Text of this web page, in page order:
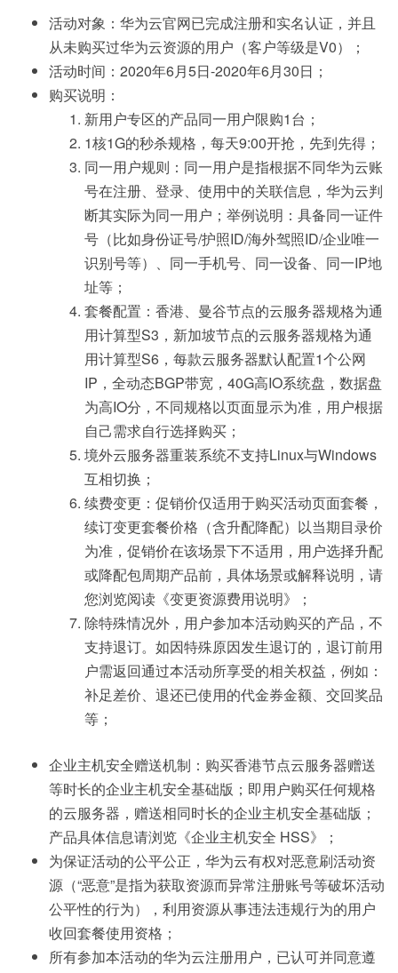
活动对象：华为云官网已完成注册和实名认证，并且
从未购买过华为云资源的用户（客户等级是V0）；
活动时间：2020年6月5日-2020年6月30日；
购买说明：
新用户专区的产品同一用户限购1台；
1核1G的秒杀规格，每天9:00开抢，先到先得；
同一用户规则：同一用户是指根据不同华为云账
号在注册、登录、使用中的关联信息，华为云判
断其实际为同一用户；举例说明： 具备同一证件
号（比如身份证号/护照ID/海外驾照ID/企业唯一
识别号等）、同一手机号、同一设备、同一IP地
址等 ；
套餐配置：香港、曼谷节点的云服务器规格为通
用计算型S3，新加坡节点的云服务器规格为通
用计算型S6，每款云服务器默认配置1个公网
IP，全动态BGP带宽，40G高IO系统盘，数据盘
为高IO分，不同规格以页面显示为准，用户根据
自己需求自行选择购买；
境外云服务器重装系统不支持Linux与Windows
互相切换；
续费变更：促销价仅适用于购买活动页面套餐，
续订变更套餐价格（含升配降配）以当期目录价
为准，促销价在该场景下不适用，用户选择升配
或降配包周期产品前，具体场景或解释说明，请
您浏览阅读《变更资源费用说明》；
除特殊情况外，用户参加本活动购买的产品，不
支持退订。如因特殊原因发生退订的，退订前用
户需返回通过本活动所享受的相关权益，例如：
补足差价、退还已使用的代金券金额、交回奖品
等；
企业主机安全赠送机制：购买香港节点云服务器赠送
等时长的企业主机安全基础版；即用户购买任何规格
的云服务器，赠送相同时长的企业主机安全基础版；
产品具体信息请浏览《企业主机安全 HSS》；
为保证活动的公平公正，华为云有权对恶意刷活动资
源（“恶意”是指为获取资源而异常注册账号等破坏活动
公平性的行为），利用资源从事违法违规行为的用户
收回套餐使用资格；
所有参加本活动的华为云注册用户，已认可并同意遵